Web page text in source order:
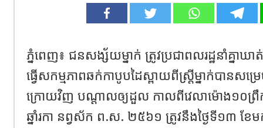
ភ្នំពេញ៖ ជនសង្ស័យម្នាក់ ត្រូវប្រជាពលរដ្ឋនាំគ្នាឃា
ធ្វើសកម្មភាពឆក់កាបូបដៃស្ពាយពីស្រ្តីម្នាក់បានស
ក្រោយវិញ បណ្ដាលឲ្យដួល កាលពីវេលាម៉ោង១០ព្រឹ
ឆ្នាំរកា នព្វស័ក ព.ស. ២៥៦១ ត្រូវនឹងថ្ងៃទី១៣ ខ